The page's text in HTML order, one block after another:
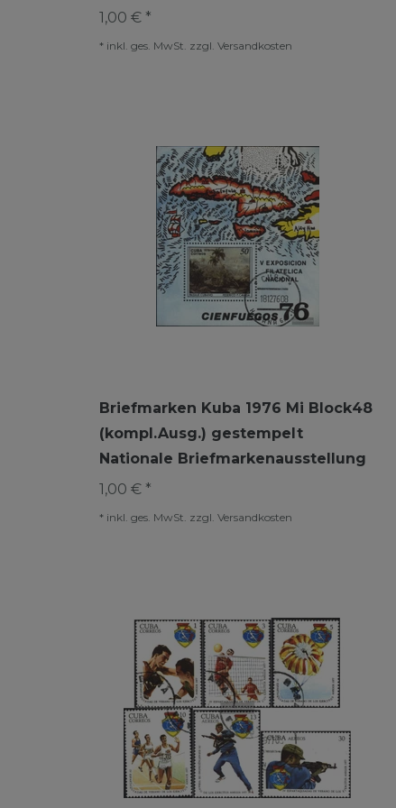
1,00 € *
* inkl. ges. MwSt. zzgl. Versandkosten
Briefmarken Kuba 1976 Mi Block48
(kompl.Ausg.) gestempelt
Nationale Briefmarkenausstellung
1,00 € *
* inkl. ges. MwSt. zzgl. Versandkosten